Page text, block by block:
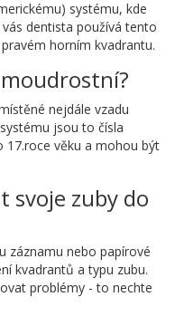
systému, kde
dentista používá tento
horním kvadrantu.
moudrostní?
nejdále vzadu
jsou to čísla
17.roce věku a mohou být
svoje zuby do
záznamu nebo papírové
kvadrantů a typu zubu.
problémy - to nechte